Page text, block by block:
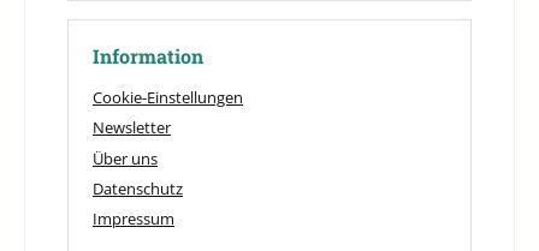
Information
Cookie-Einstellungen
Newsletter
Über uns
Datenschutz
Impressum